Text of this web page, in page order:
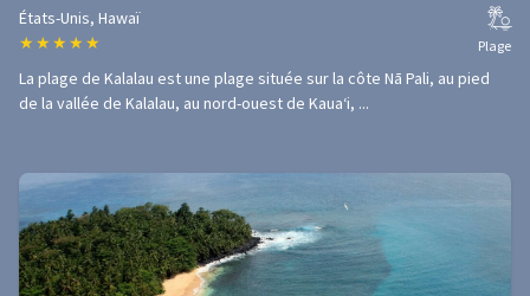
États-Unis, Hawaï
★ ★ ★ ★ ★ Plage
La plage de Kalalau est une plage située sur la côte Nā Pali, au pied
de la vallée de Kalalau, au nord-ouest de Kauaʻi, ...